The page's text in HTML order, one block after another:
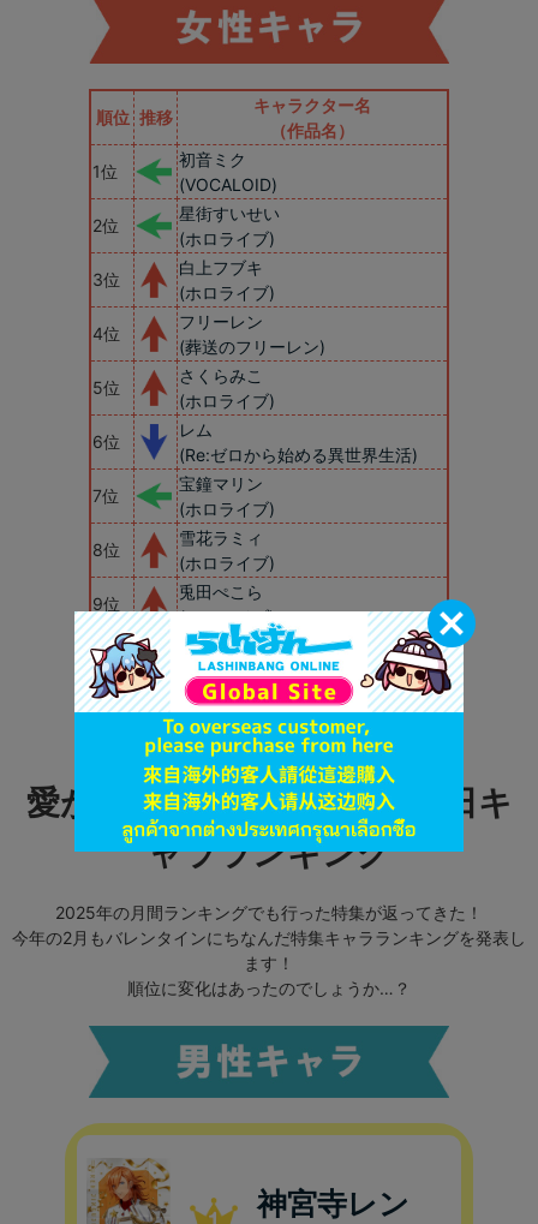
順位 推移
キャラクター名
（作品名）
1位
初音ミク
(VOCALOID)
2位
星街すいせい
(ホロライブ)
3位
白上フブキ
(ホロライブ)
4位
フリーレン
(葬送のフリーレン)
5位
さくらみこ
(ホロライブ)
6位
レム
(Re:ゼロから始める異世界生活)
7位
宝鐘マリン
(ホロライブ)
8位
雪花ラミィ
(ホロライブ)
9位
兎田ぺこら
(ホロライブ)
10位
大神ミオ
(ホロライブ)
愛があふれる！2/14お誕生日キ
ャラランキング
2025年の月間ランキングでも行った特集が返ってきた！
今年の2月もバレンタインにちなんだ特集キャラランキングを発表し
ます！
順位に変化はあったのでしょうか…？
神宮寺レン